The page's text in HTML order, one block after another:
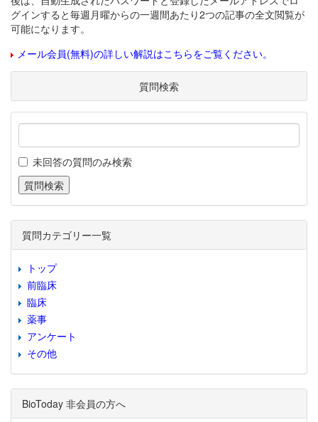
グインすると毎週月曜からの一週間あたり2つの記事の全文閲覧が
可能になります。
メール会員(無料)の詳しい解説はこちらをご覧ください。
質問検索
未回答の質問のみ検索
質問カテゴリー一覧
トップ
前臨床
臨床
薬事
アンケート
その他
BioToday 非会員の方へ